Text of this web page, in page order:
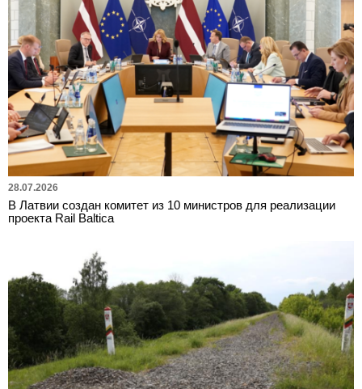
28.07.2026
В Латвии создан комитет из 10 министров для реализации
проекта Rail Baltica